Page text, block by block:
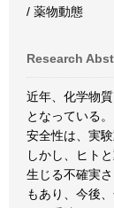
/ 薬物動態
Research
近年、化学物
となっている
安全性は、実
しかし、ヒト
生じる不確実
もあり、今後